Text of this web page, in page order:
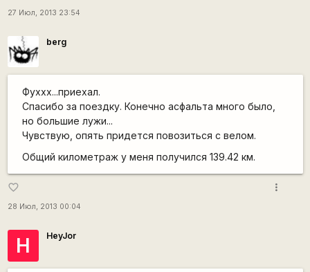
27 Июл, 2013 23:54
berg
Фуххх...приехал.
Спасибо за поездку. Конечно асфальта много было,
но большие лужи...
Чувствую, опять придется повозиться с велом.
Общий километраж у меня получился 139.42 км.
favorite_border
28 Июл, 2013 00:04
more_vert
H HeyJor